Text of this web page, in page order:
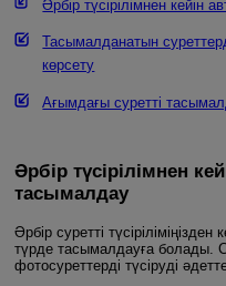
Әрбір түсірілімнен кейін
Тасымалданатын
көрсету
Ағымдағы суретті
Әрбір түсірілімнен
тасымалдау
Әрбір суретті
түрде тасымалдауға болады.
фотосуреттерді түсіруді